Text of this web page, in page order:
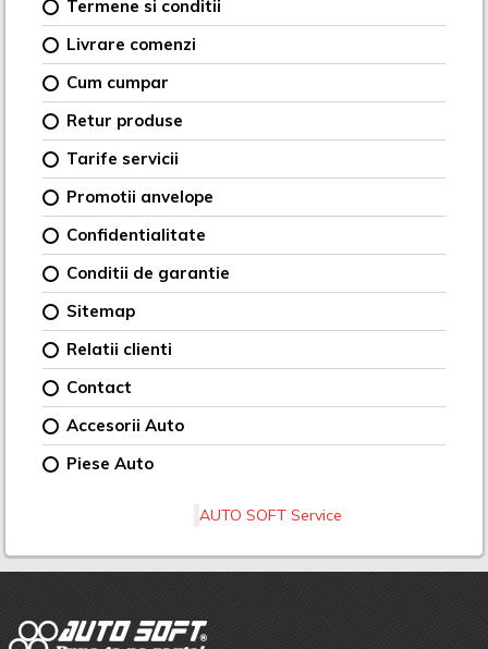
Termene si conditii
Livrare comenzi
Cum cumpar
Retur produse
Tarife servicii
Promotii anvelope
Confidentialitate
Conditii de garantie
Sitemap
Relatii clienti
Contact
Accesorii Auto
Piese Auto
AUTO SOFT Service